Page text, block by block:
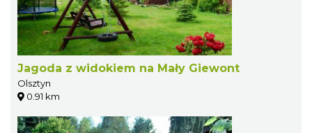
Jagoda z widokiem na Mały Giewont
Olsztyn
0.91 km